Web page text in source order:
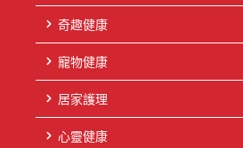
奇趣健康
寵物健康
居家護理
心靈健康